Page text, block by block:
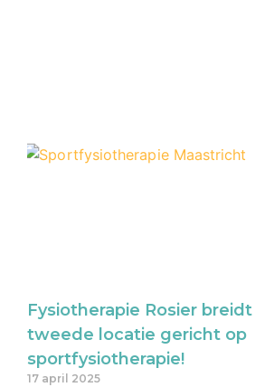
Fysiotherapie Rosier
tweede locatie gericht op
sportfysiotherapie!
17 april 2025